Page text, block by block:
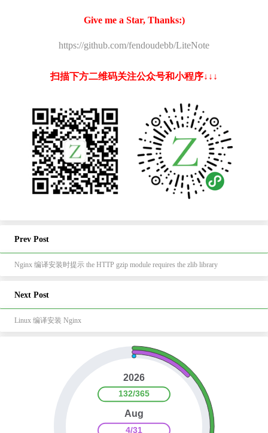
Give me a Star, Thanks:)
https://github.com/fendoudebb/LiteNote
扫描下方二维码关注公众号和小程序↓↓↓
Prev Post
Nginx 编译安装时提示 the HTTP gzip module requires the zlib library
Next Post
Linux 编译安装 Nginx